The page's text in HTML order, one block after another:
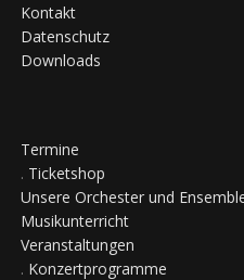
Kontakt
Datenschutz
Downloads
Termine
. Ticketshop
Unsere Orchester und
Musikunterricht
Veranstaltungen
. Konzertprogramme